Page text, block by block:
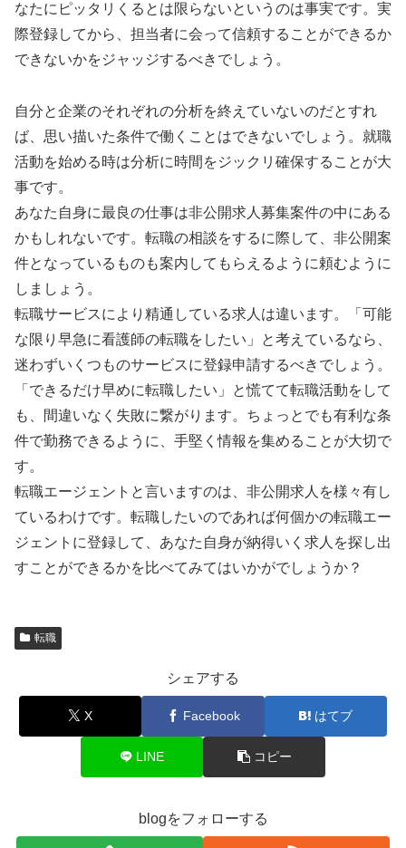
なたにピッタリくるとは限らないというのは事実です。実
際登録してから、担当者に会って信頼することができるか
できないかをジャッジするべきでしょう。
自分と企業のそれぞれの分析を終えていないのだとすれ
ば、思い描いた条件で働くことはできないでしょう。就職
活動を始める時は分析に時間をジックリ確保することが大
事です。
あなた自身に最良の仕事は非公開求人募集案件の中にある
かもしれないです。転職の相談をするに際して、非公開案
件となっているものも案内してもらえるように頼むように
しましょう。
転職サービスにより精通している求人は違います。「可能
な限り早急に看護師の転職をしたい」と考えているなら、
迷わずいくつものサービスに登録申請するべきでしょう。
「できるだけ早めに転職したい」と慌てて転職活動をして
も、間違いなく失敗に繋がります。ちょっとでも有利な条
件で勤務できるように、手堅く情報を集めることが大切で
す。
転職エージェントと言いますのは、非公開求人を様々有し
ているわけです。転職したいのであれば何個かの転職エー
ジェントに登録して、あなた自身が納得いく求人を探し出
すことができるかを比べてみてはいかがでしょうか？
転職
シェアする
X Facebook はてブ
LINE コピー
blogをフォローする